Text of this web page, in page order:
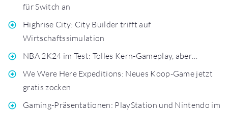
für Switch an
Highrise City: City Builder trifft auf
Wirtschaftssimulation
NBA 2K24 im Test: Tolles Kern-Gameplay, aber…
We Were Here Expeditions: Neues Koop-Game jetzt
gratis zocken
Gaming-Präsentationen: PlayStation und Nintendo im